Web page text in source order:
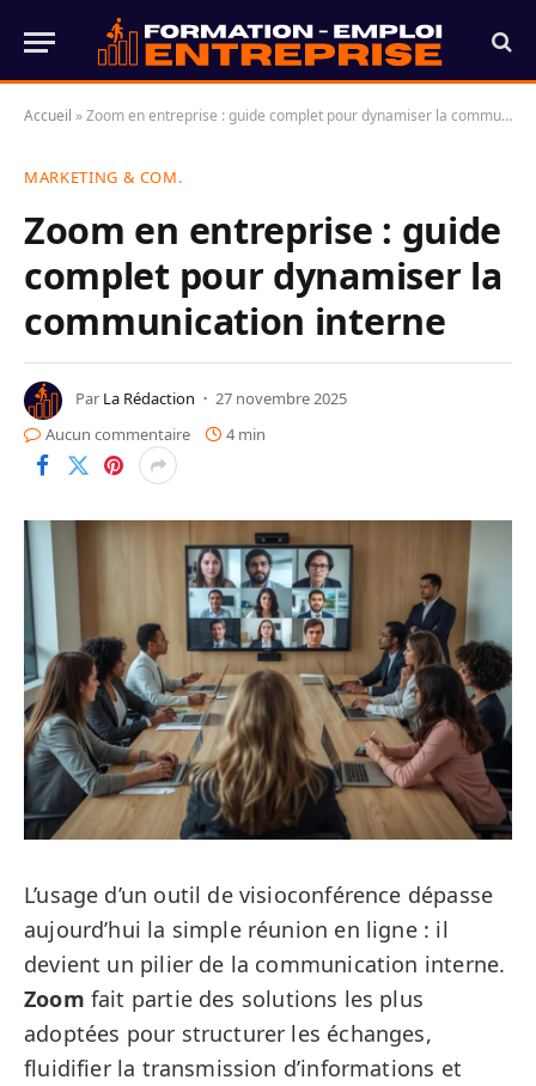
Accueil »Zoom en entreprise : guide complet pour dynamiser la communication interne
MARKETING & COM.
Zoom en entreprise : guide
complet pour dynamiser la
communication interne
Par La Rédaction
27 novembre 2025
Aucun commentaire
4 min
L’usage d’un outil de visioconférence dépasse
aujourd’hui la simple réunion en ligne : il
devient un pilier de la communication interne.
Zoom fait partie des solutions les plus
adoptées pour structurer les échanges,
fluidifier la transmission d’informations et